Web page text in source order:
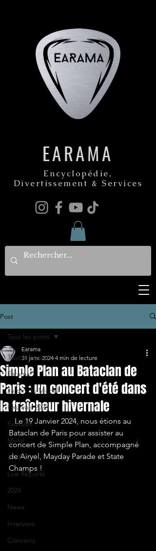
EARAMA
Encyclopédie,
Divertissement & Services
Post
Tous les posts
Earama
Jardin du Michel
Festivals 2023
Festivals
Metal
2023
Live Reports
2024
News
Interview
Concerts
Tous les posts
Simple Plan au Bataclan de
Paris : un concert d'été dans
la fraîcheur hivernale
Earama
31 janv. 2024 4 min de lecture
   Le 19 Janvier 2024, nous étions au
Bataclan de Paris pour assister au
concert de Simple Plan, accompagné
de Airyel, Mayday Parade et State
Champs !